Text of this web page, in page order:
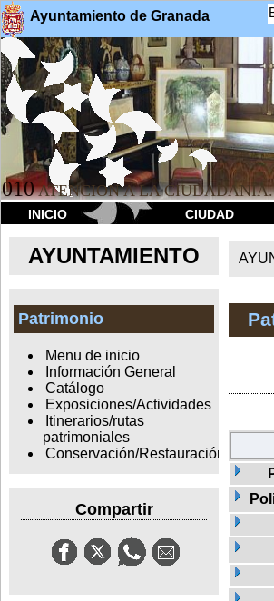
Ayuntamiento de Granada
010 ATENCION A LA CIUDADANÍA.
INICIO CIUDAD
AYUNTAMIENTO
Patrimonio
Menu de inicio
Información General
Catálogo
Exposiciones/Actividades
Itinerarios/rutas
patrimoniales
Conservación/Restauración
Compartir